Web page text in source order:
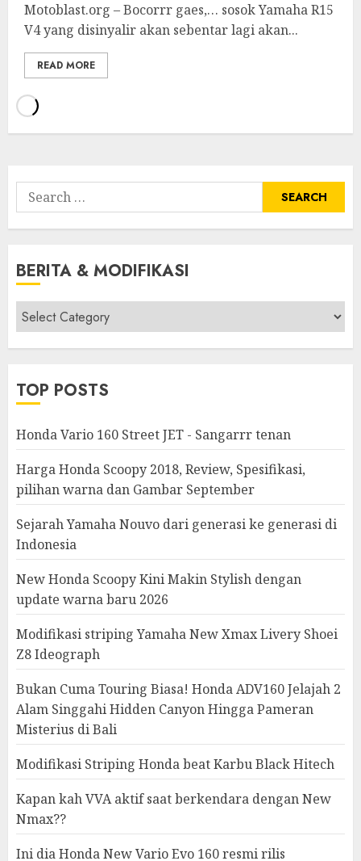
Motoblast.org – Bocorrr gaes,… sosok Yamaha R15
V4 yang disinyalir akan sebentar lagi akan...
READ MORE
Search
for:
BERITA & MODIFIKASI
Berita
&
Modifikasi
TOP POSTS
Honda Vario 160 Street JET - Sangarrr tenan
Harga Honda Scoopy 2018, Review, Spesifikasi,
pilihan warna dan Gambar September
Sejarah Yamaha Nouvo dari generasi ke generasi di
Indonesia
New Honda Scoopy Kini Makin Stylish dengan
update warna baru 2026
Modifikasi striping Yamaha New Xmax Livery Shoei
Z8 Ideograph
Bukan Cuma Touring Biasa! Honda ADV160 Jelajah 2
Alam Singgahi Hidden Canyon Hingga Pameran
Misterius di Bali
Modifikasi Striping Honda beat Karbu Black Hitech
Kapan kah VVA aktif saat berkendara dengan New
Nmax??
Ini dia Honda New Vario Evo 160 resmi rilis